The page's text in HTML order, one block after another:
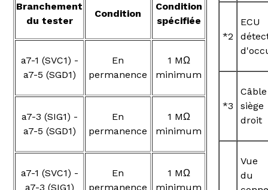
Branchement
du tester
Condition
Condition
spécifiée
a7-1 (SVC1) -
a7-5 (SGD1)
En
permanence
1 MΩ
minimum
a7-3 (SIG1) -
a7-5 (SGD1)
En
permanence
1 MΩ
minimum
a7-1 (SVC1) -
a7-3 (SIG1)
En
permanence
1 MΩ
minimum
*2
*3
droit
Vue
du